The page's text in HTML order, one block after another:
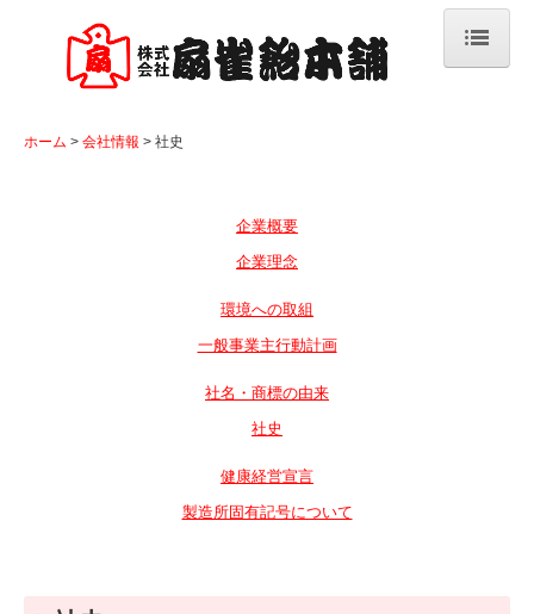
ホーム
商品情報
フルーツキャンデー
ファンシーキャンデー
グルメキャンデー
特集商品紹介
ホーム 会社情報 社史
企業概要
企業理念
環境への取組
一般事業主行動計画
社名・商標の由来
社史
健康経営宣言
製造所固有記号について